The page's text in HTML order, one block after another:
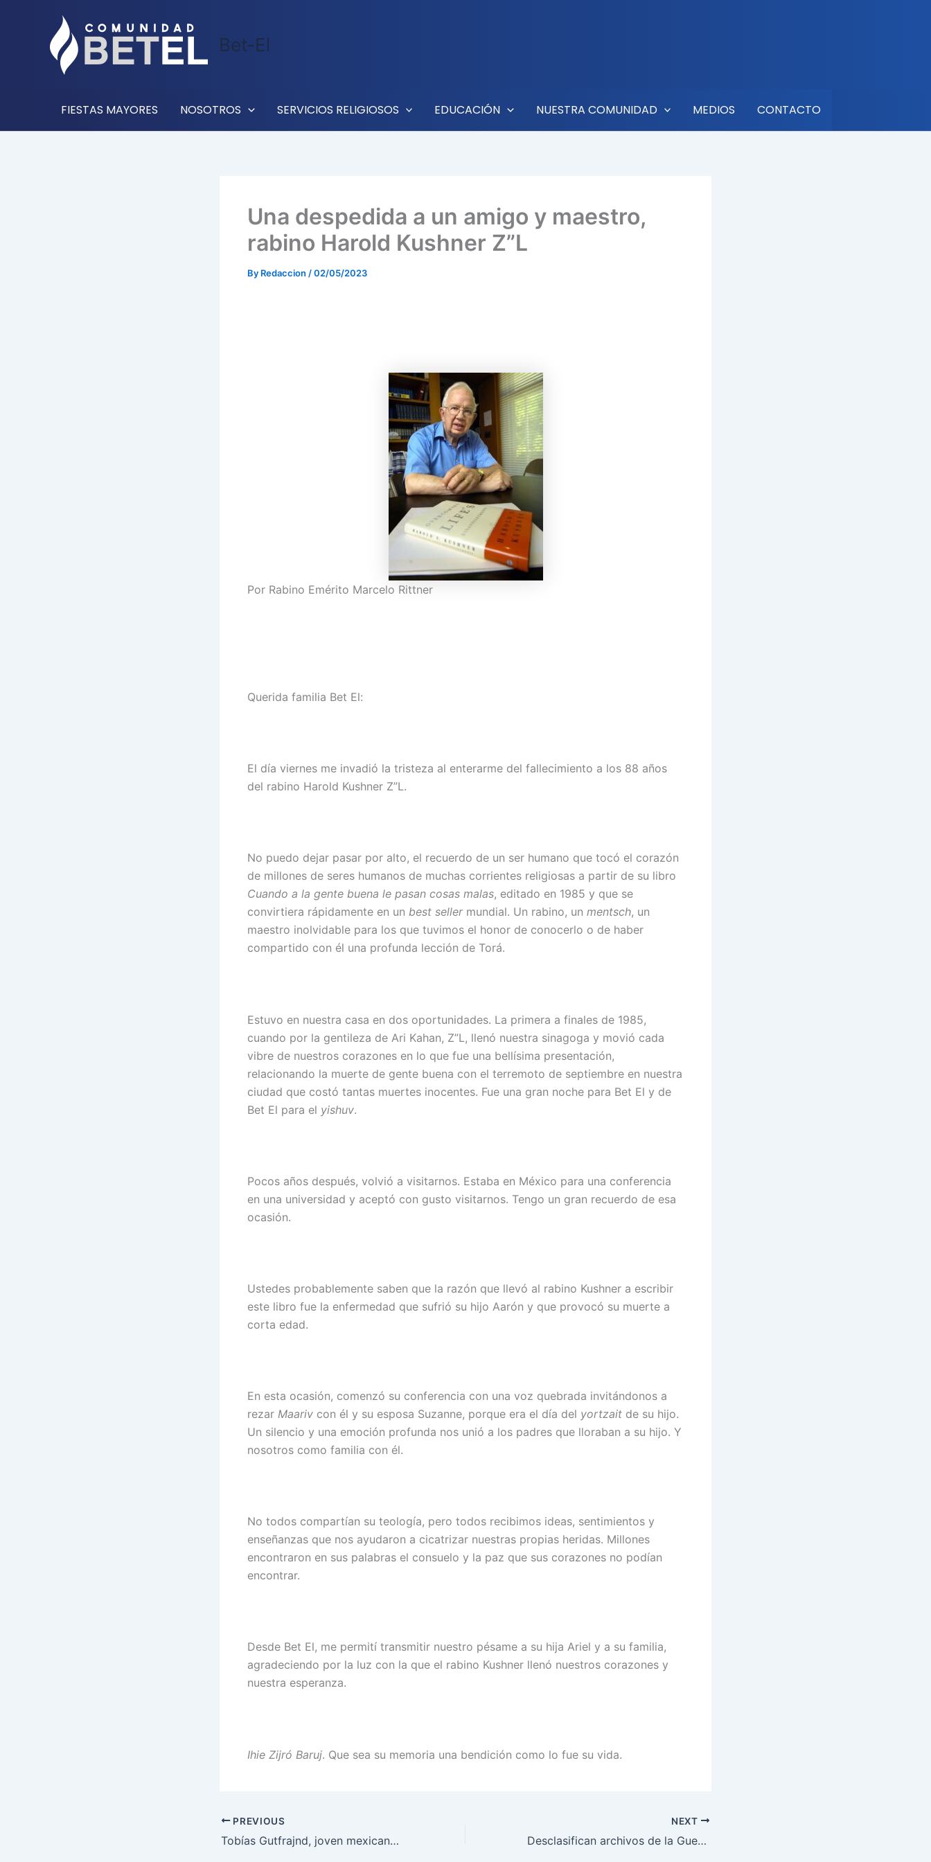
Bet-El
FIESTAS MAYORES NOSOTROS SERVICIOS RELIGIOSOS EDUCACIÓN NUESTRA COMUNIDAD MEDIOS CONTACTO
Una despedida a un amigo y maestro,
rabino Harold Kushner Z”L
By Redaccion /02/05/2023
Por Rabino Emérito Marcelo Rittner
Querida familia Bet El:
El día viernes me invadió la tristeza al enterarme del fallecimiento a los 88 años
del rabino Harold Kushner Z”L.
No puedo dejar pasar por alto, el recuerdo de un ser humano que tocó el corazón
de millones de seres humanos de muchas corrientes religiosas a partir de su libro
Cuando a la gente buena le pasan cosas malas, editado en 1985 y que se
convirtiera rápidamente en un best sellermundial. Un rabino, un mentsch, un
maestro inolvidable para los que tuvimos el honor de conocerlo o de haber
compartido con él una profunda lección de Torá.
Estuvo en nuestra casa en dos oportunidades. La primera a finales de 1985,
cuando por la gentileza de Ari Kahan, Z”L, llenó nuestra sinagoga y movió cada
vibre de nuestros corazones en lo que fue una bellísima presentación,
relacionando la muerte de gente buena con el terremoto de septiembre en nuestra
ciudad que costó tantas muertes inocentes. Fue una gran noche para Bet El y de
Bet El para el yishuv.
Pocos años después, volvió a visitarnos. Estaba en México para una conferencia
en una universidad y aceptó con gusto visitarnos. Tengo un gran recuerdo de esa
ocasión.
Ustedes probablemente saben que la razón que llevó al rabino Kushner a escribir
este libro fue la enfermedad que sufrió su hijo Aarón y que provocó su muerte a
corta edad.
En esta ocasión, comenzó su conferencia con una voz quebrada invitándonos a
rezar Maariv con él y su esposa Suzanne, porque era el día del yortzait de su hijo.
Un silencio y una emoción profunda nos unió a los padres que lloraban a su hijo. Y
nosotros como familia con él.
No todos compartían su teología, pero todos recibimos ideas, sentimientos y
enseñanzas que nos ayudaron a cicatrizar nuestras propias heridas. Millones
encontraron en sus palabras el consuelo y la paz que sus corazones no podían
encontrar.
Desde Bet El, me permití transmitir nuestro pésame a su hija Ariel y a su familia,
agradeciendo por la luz con la que el rabino Kushner llenó nuestros corazones y
nuestra esperanza.
Ihie Zijró Baruj. Que sea su memoria una bendición como lo fue su vida.
PREVIOUS
Tobías Gutfrajnd, joven mexicano que sirve en las FDI, cantó con Idan Raichel y Rita en la celebración de Yom Haatzmaut en Israel
NEXT
Desclasifican archivos de la Guerra de Yom Kipur